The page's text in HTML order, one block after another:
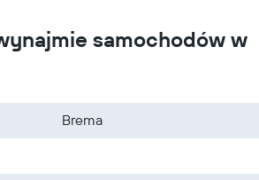
samochodów w
Brema